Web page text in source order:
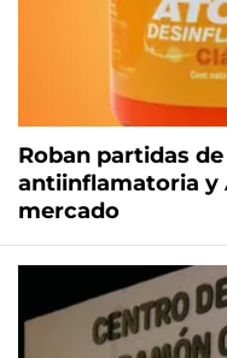
Roban partidas
antiinflamatoria y
mercado